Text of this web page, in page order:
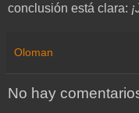
conclusión está clara:
Oloman
No hay